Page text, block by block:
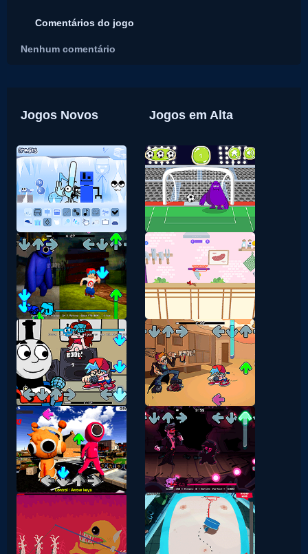
Comentários do jogo
Nenhum comentário
Jogos Novos Jogos em Alta